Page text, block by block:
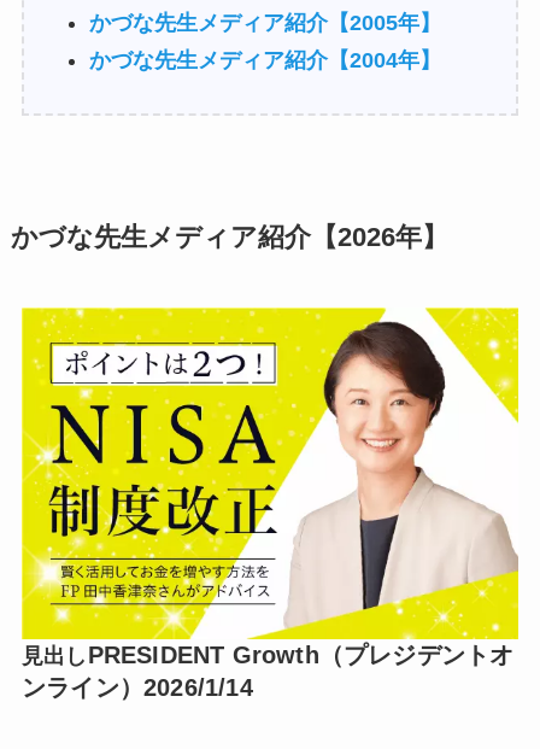
かづな先生メディア紹介【2005年】
かづな先生メディア紹介【2004年】
かづな先生メディア紹介【2026年】
見出し PRESIDENT Growth（プレジデントオ
ンライン）2026/1/14